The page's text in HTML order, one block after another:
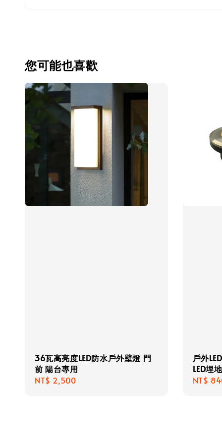
您可能也喜歡
36瓦高亮度LED防水戶外壁燈 門
前 陽台專用
Regular
NT$ 2,500
戶外
LED埋
NT$